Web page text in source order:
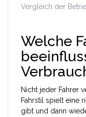
Vergleich der
Welche
Nicht jeder Fahrer
Fahrstil spielt eine
gibt und dann